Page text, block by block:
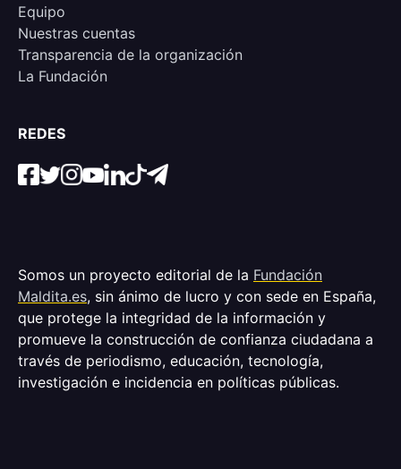
Equipo
Nuestras cuentas
Transparencia de la organización
La Fundación
REDES
Somos un proyecto editorial de la Fundación
Maldita.es, sin ánimo de lucro y con sede en España,
que protege la integridad de la información y
promueve la construcción de confianza ciudadana a
través de periodismo, educación, tecnología,
investigación e incidencia en políticas públicas.